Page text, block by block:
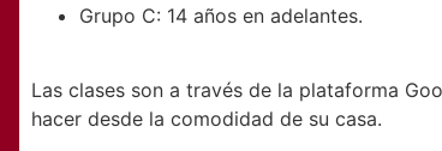
Grupo C: 14 años en adelantes.
Las clases son a través de la plataforma
hacer desde la comodidad de su casa.